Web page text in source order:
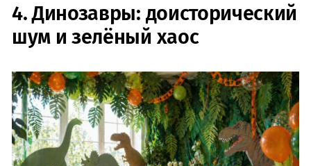
4. Динозавры: доисторический
шум и зелёный хаос